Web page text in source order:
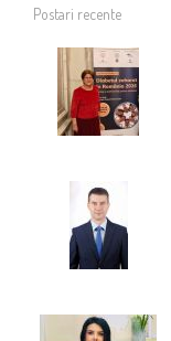
Postari recente